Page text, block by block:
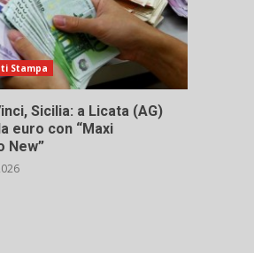
Stampa
Sicilia: a Licata (AG)
euro con “Maxi
New”